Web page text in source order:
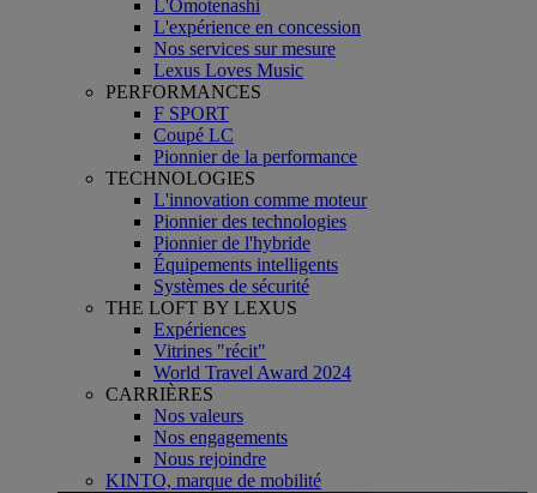
L'Omotenashi
L'expérience en concession
Nos services sur mesure
Lexus Loves Music
PERFORMANCES
F SPORT
Coupé LC
Pionnier de la performance
TECHNOLOGIES
L'innovation comme moteur
Pionnier des technologies
Pionnier de l'hybride
Équipements intelligents
Systèmes de sécurité
THE LOFT BY LEXUS
Expériences
Vitrines "récit"
World Travel Award 2024
CARRIÈRES
Nos valeurs
Nos engagements
Nous rejoindre
KINTO, marque de mobilité